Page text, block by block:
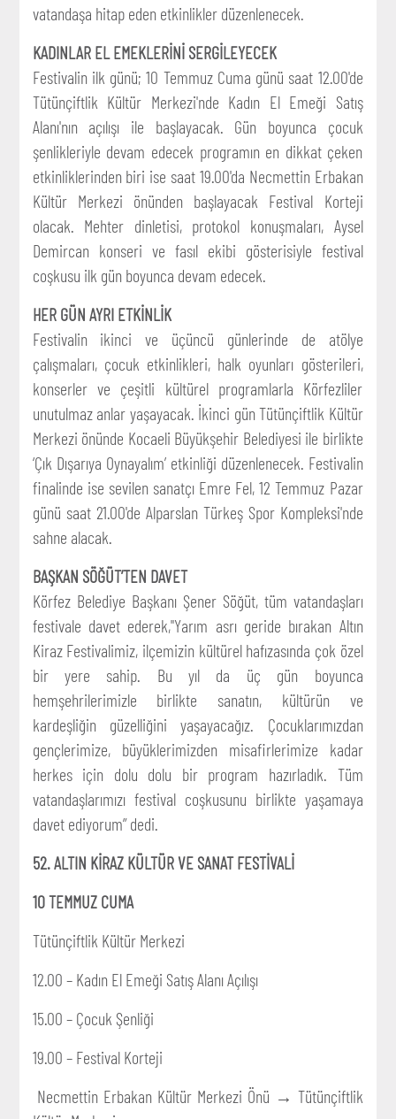
vatandaşa hitap eden etkinlikler düzenlenecek.
KADINLAR EL EMEKLERİNİ SERGİLEYECEK
Festivalin ilk günü; 10 Temmuz Cuma günü saat 12.00'de
Tütünçiftlik Kültür Merkezi'nde Kadın El Emeği Satış
Alanı'nın açılışı ile başlayacak. Gün boyunca çocuk
şenlikleriyle devam edecek programın en dikkat çeken
etkinliklerinden biri ise saat 19.00'da Necmettin Erbakan
Kültür Merkezi önünden başlayacak Festival Korteji
olacak. Mehter dinletisi, protokol konuşmaları, Aysel
Demircan konseri ve fasıl ekibi gösterisiyle festival
coşkusu ilk gün boyunca devam edecek.
HER GÜN AYRI ETKİNLİK
Festivalin ikinci ve üçüncü günlerinde de atölye
çalışmaları, çocuk etkinlikleri, halk oyunları gösterileri,
konserler ve çeşitli kültürel programlarla Körfezliler
unutulmaz anlar yaşayacak. İkinci gün Tütünçiftlik Kültür
Merkezi önünde Kocaeli Büyükşehir Belediyesi ile birlikte
‘Çık Dışarıya Oynayalım’ etkinliği düzenlenecek. Festivalin
finalinde ise sevilen sanatçı Emre Fel, 12 Temmuz Pazar
günü saat 21.00'de Alparslan Türkeş Spor Kompleksi'nde
sahne alacak.
BAŞKAN SÖĞÜT’TEN DAVET
Körfez Belediye Başkanı Şener Söğüt, tüm vatandaşları
festivale davet ederek,"Yarım asrı geride bırakan Altın
Kiraz Festivalimiz, ilçemizin kültürel hafızasında çok özel
bir yere sahip. Bu yıl da üç gün boyunca
hemşehrilerimizle birlikte sanatın, kültürün ve
kardeşliğin güzelliğini yaşayacağız. Çocuklarımızdan
gençlerimize, büyüklerimizden misafirlerimize kadar
herkes için dolu dolu bir program hazırladık. Tüm
vatandaşlarımızı festival coşkusunu birlikte yaşamaya
davet ediyorum” dedi.
52. ALTIN KİRAZ KÜLTÜR VE SANAT FESTİVALİ
10 TEMMUZ CUMA
Tütünçiftlik Kültür Merkezi
12.00 – Kadın El Emeği Satış Alanı Açılışı
15.00 – Çocuk Şenliği
19.00 – Festival Korteji
Necmettin Erbakan Kültür Merkezi Önü → Tütünçiftlik